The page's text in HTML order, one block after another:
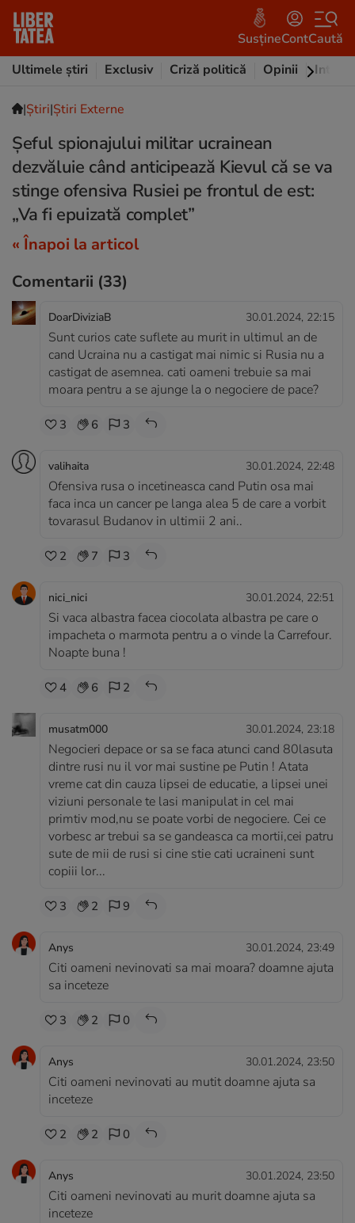
SusțineContCaută
Ultimele știri
Exclusiv Criză politică Opinii
|Ştiri|Știri Externe
Șeful spionajului militar ucrainean
dezvăluie când anticipează Kievul că se va
stinge ofensiva Rusiei pe frontul de est:
„Va fi epuizată complet”
« Înapoi la articol
Comentarii (33)
DoarDiviziaB 30.01.2024, 22:15
Sunt curios cate suflete au murit in ultimul an de
cand Ucraina nu a castigat mai nimic si Rusia nu a
castigat de asemnea. cati oameni trebuie sa mai
moara pentru a se ajunge la o negociere de pace?
3 6 3
valihaita 30.01.2024, 22:48
Ofensiva rusa o incetineasca cand Putin osa mai
faca inca un cancer pe langa alea 5 de care a vorbit
tovarasul Budanov in ultimii 2 ani..
2 7 3
nici_nici 30.01.2024, 22:51
Si vaca albastra facea ciocolata albastra pe care o
impacheta o marmota pentru a o vinde la Carrefour.
Noapte buna !
4 6 2
musatm000 30.01.2024, 23:18
Negocieri depace or sa se faca atunci cand 80lasuta
dintre rusi nu il vor mai sustine pe Putin ! Atata
vreme cat din cauza lipsei de educatie, a lipsei unei
viziuni personale te lasi manipulat in cel mai
primtiv mod,nu se poate vorbi de negociere. Cei ce
vorbesc ar trebui sa se gandeasca ca mortii,cei patru
sute de mii de rusi si cine stie cati ucraineni sunt
copiii lor...
3 2 9
Anys 30.01.2024, 23:49
Citi oameni nevinovati sa mai moara? doamne ajuta
sa inceteze
3 2 0
Anys 30.01.2024, 23:50
Citi oameni nevinovati au mutit doamne ajuta sa
inceteze
2 2 0
Anys 30.01.2024, 23:50
Citi oameni nevinovati au murit doamne ajuta sa
inceteze